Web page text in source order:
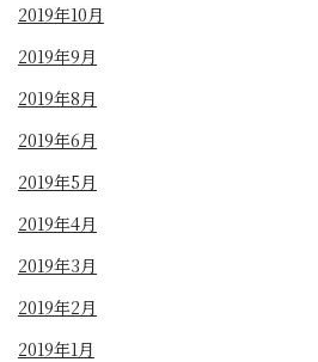
2019年10月
2019年9月
2019年8月
2019年6月
2019年5月
2019年4月
2019年3月
2019年2月
2019年1月